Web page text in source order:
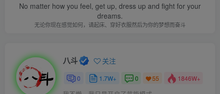
No matter how you feel, get up, dress up and fight for your
dreams.
无论你现在感觉如何，请起床、穿好衣服然后为你的梦想而奋斗
八斗 关注
0 1.7W+ 0 55 1846W+